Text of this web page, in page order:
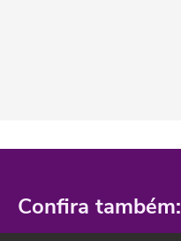
Confira também: